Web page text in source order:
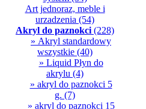
Art jednoraz, meble i
urzadzenia (54)
Akryl do paznokci (228)
» Akryl standardowy
wszystkie (40)
» Liquid Płyn do
akrylu (4)
» akryl do paznokci 5
g. (7)
» akryl do paznokci 15